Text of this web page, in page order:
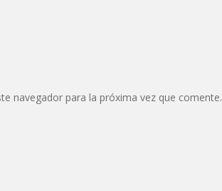
navegador para la próxima vez que comente.